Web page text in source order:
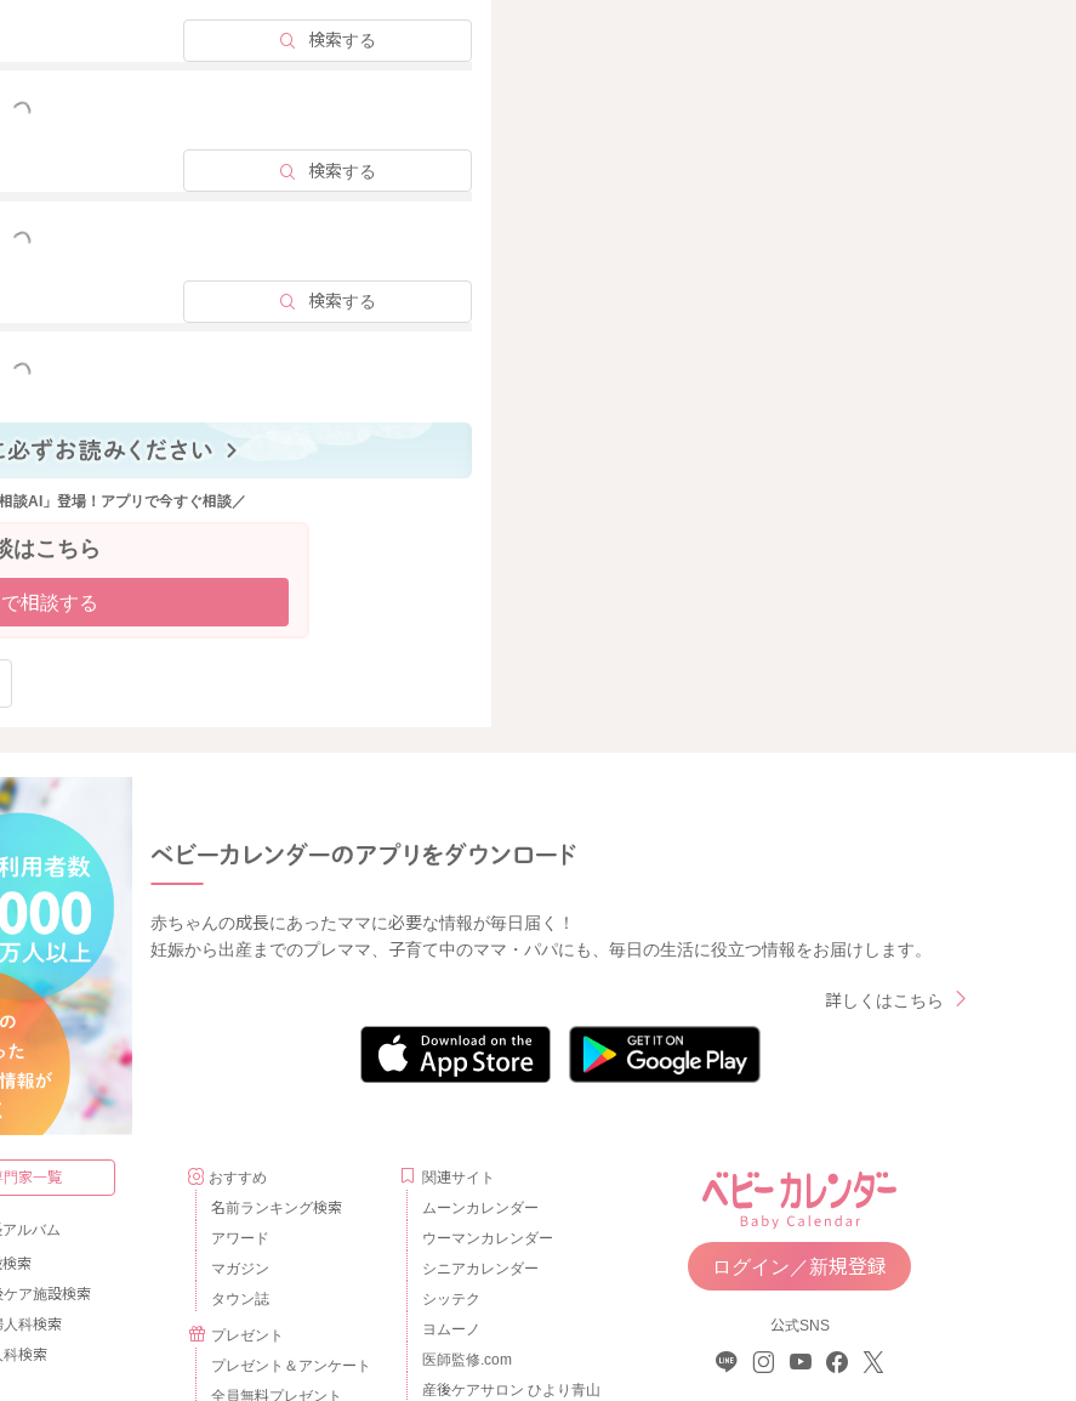
検索する
と見る
検索する
と見る
検索する
と見る
談AI」登場！アプリで今すぐ相談／
はこちら
相談する
赤ちゃんの成長にあったママに必要な情報が毎日届く！
妊娠から出産までのプレママ、子育て中のママ・パパにも、毎日の生活に役立つ情報をお届けします。
詳しくはこちら
門家一覧
ルバム
索
ケア施設検索
人科検索
科検索
おすすめ
名前ランキング検索
アワード
マガジン
タウン誌
プレゼント
プレゼント＆アンケート
全員無料プレゼント
関連サイト
ムーンカレンダー
ウーマンカレンダー
シニアカレンダー
シッテク
ヨムーノ
医師監修.com
産後ケアサロン ひより青山
ログイン／新規登録
公式SNS